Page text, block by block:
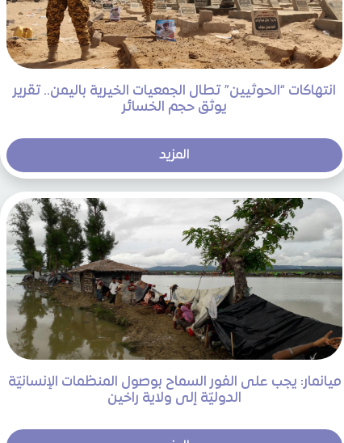
انتهاكات “الحوثيين” تطال الجمعيات الخيرية باليمن.. تقرير
يوثق حجم الخسائر
المزيد
ميانمار: يجب على الفور السماح بوصول المنظمات الإنسانيّة
الدوليّة إلى ولاية راخين